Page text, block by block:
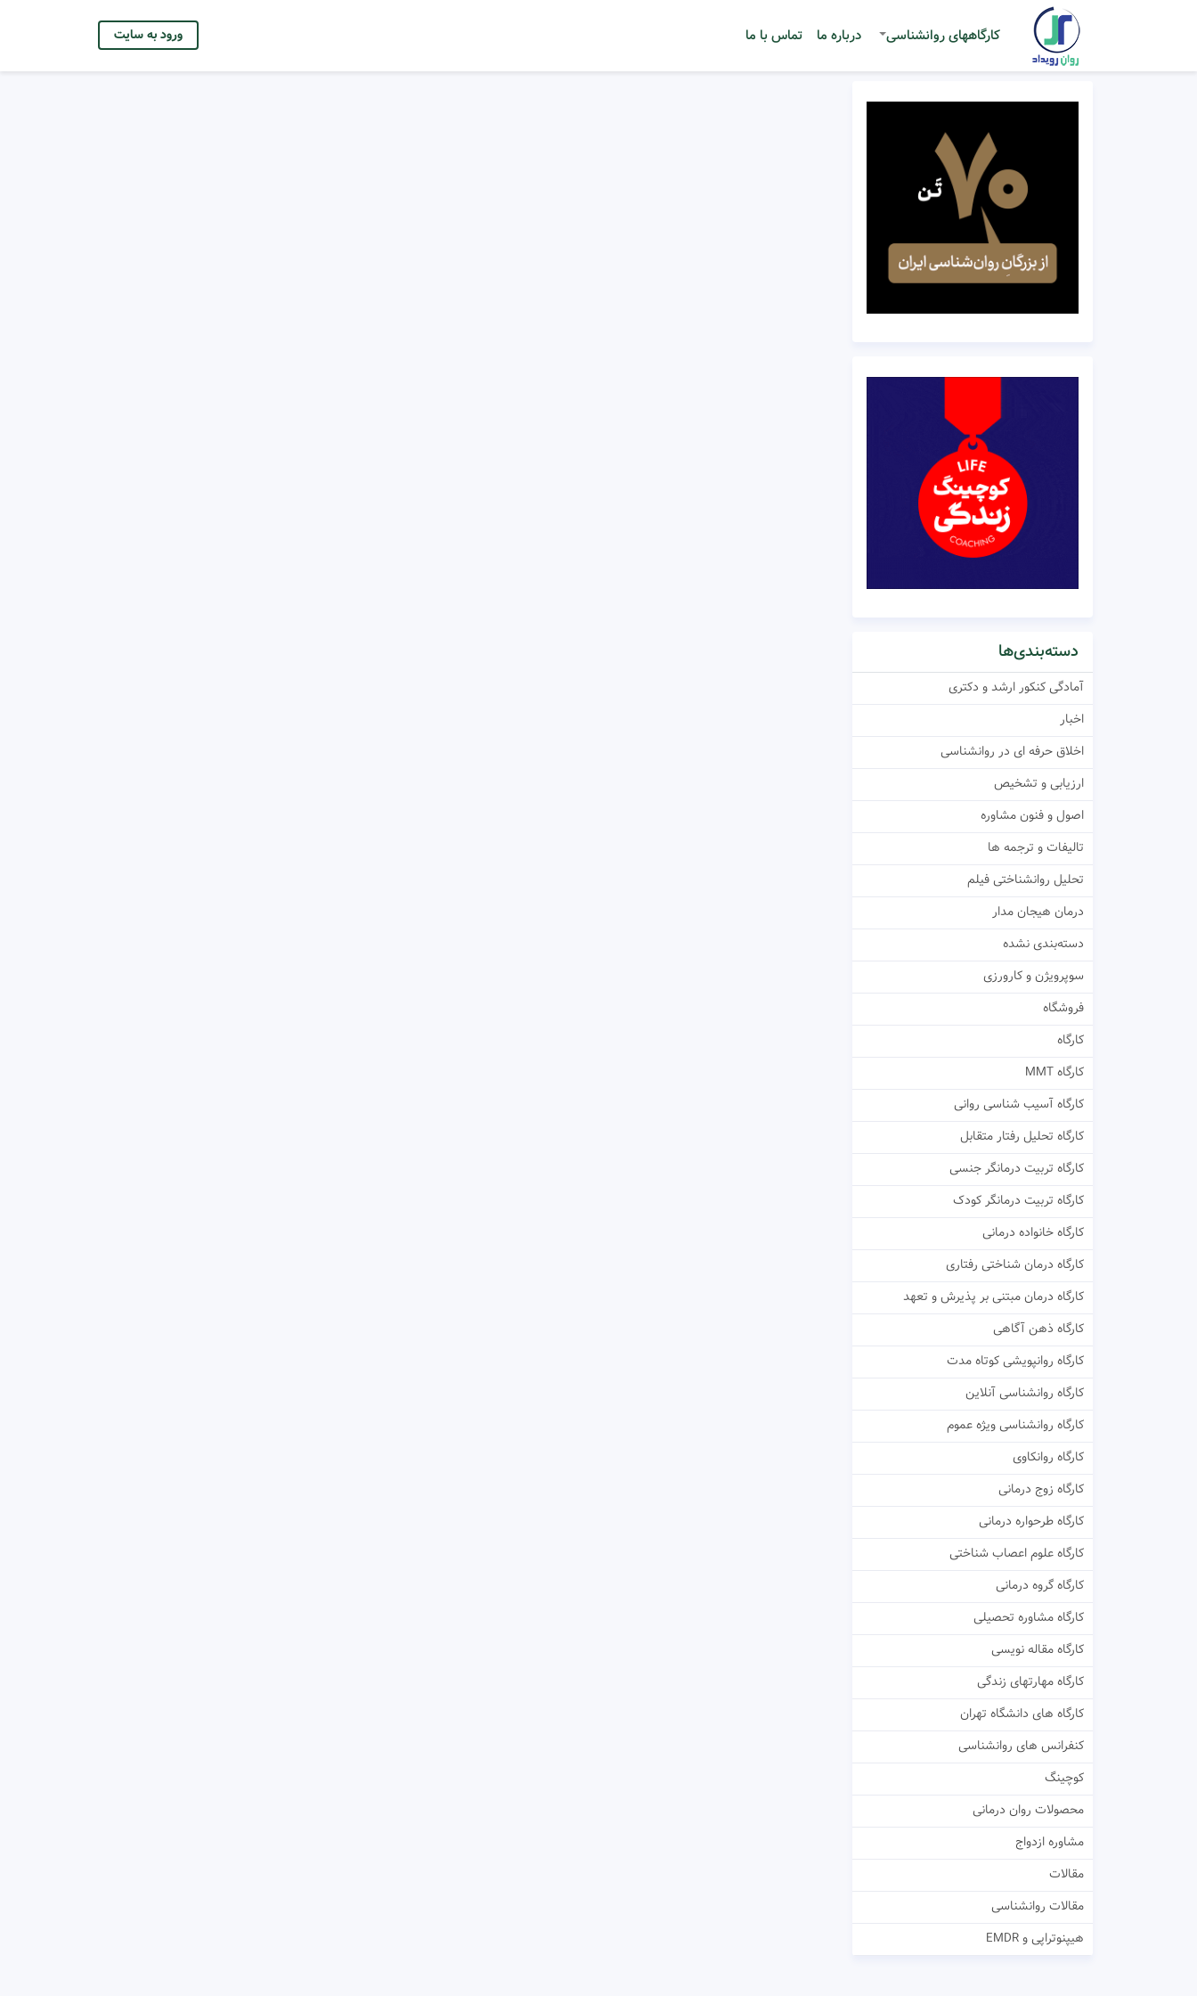
کارگاههای روانشناسی درباره ما تماس با ما ورود به سایت
دسته‌بندی‌ها
آمادگی کنکور ارشد و دکتری
اخبار
اخلاق حرفه ای در روانشناسی
ارزیابی و تشخیص
اصول و فنون مشاوره
تالیفات و ترجمه ها
تحلیل روانشناختی فیلم
درمان هیجان مدار
دسته‌بندی نشده
سوپرویژن و کارورزی
فروشگاه
کارگاه
کارگاه MMT
کارگاه آسیب شناسی روانی
کارگاه تحلیل رفتار متقابل
کارگاه تربیت درمانگر جنسی
کارگاه تربیت درمانگر کودک
کارگاه خانواده درمانی
کارگاه درمان شناختی رفتاری
کارگاه درمان مبتنی بر پذیرش و تعهد
کارگاه ذهن آگاهی
کارگاه روانپویشی کوتاه مدت
کارگاه روانشناسی آنلاین
کارگاه روانشناسی ویژه عموم
کارگاه روانکاوی
کارگاه زوج درمانی
کارگاه طرحواره درمانی
کارگاه علوم اعصاب شناختی
کارگاه گروه درمانی
کارگاه مشاوره تحصیلی
کارگاه مقاله نویسی
کارگاه مهارتهای زندگی
کارگاه های دانشگاه تهران
کنفرانس های روانشناسی
کوچینگ
محصولات روان درمانی
مشاوره ازدواج
مقالات
مقالات روانشناسی
هیپنوتراپی و EMDR